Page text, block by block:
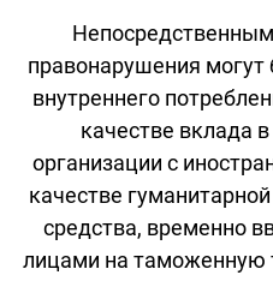
правонарушения
внутреннего
качестве вклада
организации с
качестве
средства, временно
лицами на таможенную